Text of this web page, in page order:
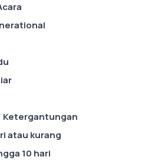
Ketergantungan
atau kurang
10 hari